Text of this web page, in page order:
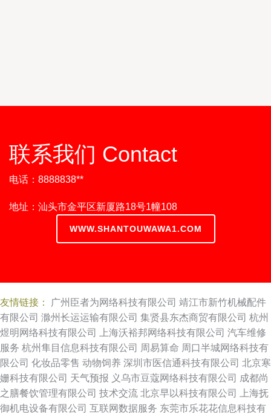
联系我们 Contact
电话：8888838**
地址：汕头市金平区新厦路18号1幢108
WWW.SHANTOUWAWA1.COM
友情链接： 广州臣者为网络科技有限公司 靖江市新竹机械配件
有限公司 滁州长运运输有限公司 集贤县东杰商贸有限公司 杭州
煜明网络科技有限公司
上海沃裕邦网络科技有限公司 汽车维修
服务 杭州隼目信息科技有限公司 周易算命 周口半城网络科技有
限公司 化妆品零售 动物饲养 深圳市医信通科技有限公司 北京寒
姗科技有限公司 天气预报 义乌市豆蔻网络科技有限公司 成都尚
之膳餐饮管理有限公司 技术交流 北京早以科技有限公司
上海抚
御机电设备有限公司 互联网数据服务 东莞市乐花花信息科技有